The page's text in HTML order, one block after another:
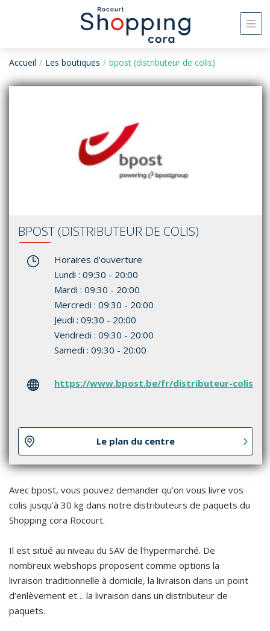
Accueil Les boutiques bpost (distributeur de colis)
Avec bpost, vous pouvez demander qu’on vous livre vos
colis jusqu’à 30 kg dans notre distributeurs de paquets du
Shopping cora Rocourt.
Il est situé au niveau du SAV de l'hypermarché. De
nombreux webshops proposent comme options la
livraison traditionnelle à domicile, la livraison dans un point
d’enlèvement et… la livraison dans un distributeur de
paquets.
BPOST (DISTRIBUTEUR DE COLIS)
Horaires d'ouverture
Lundi : 09:30 - 20:00
Mardi : 09:30 - 20:00
Mercredi : 09:30 - 20:00
Jeudi : 09:30 - 20:00
Vendredi : 09:30 - 20:00
Samedi : 09:30 - 20:00
https://www.bpost.be/fr/distributeur-colis
Le plan du centre